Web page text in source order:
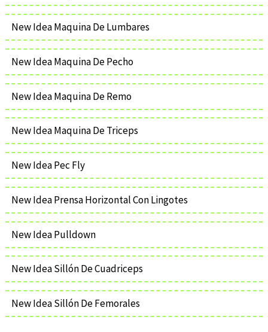
New Idea Maquina De Lumbares
New Idea Maquina De Pecho
New Idea Maquina De Remo
New Idea Maquina De Triceps
New Idea Pec Fly
New Idea Prensa Horizontal Con Lingotes
New Idea Pulldown
New Idea Sillón De Cuadriceps
New Idea Sillón De Femorales